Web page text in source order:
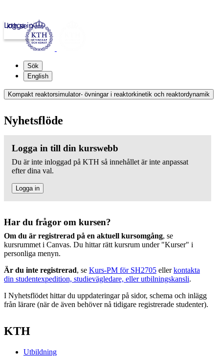
kth.se
Logga in
Sök
English
Kompakt reaktorsimulator- övningar i reaktorkinetik och reaktordynamik
Nyhetsflöde
Logga in till din kurswebb
Du är inte inloggad på KTH så innehållet är inte anpassat
efter dina val.
Logga in
Har du frågor om kursen?
Om du är registrerad på en aktuell kursomgång, se
kursrummet i Canvas. Du hittar rätt kursrum under "Kurser" i
personliga menyn.
Är du inte registrerad, se Kurs-PM för SH2705 ellerkontakta
din studentexpedition, studievägledare, eller utbilningskansli.
I Nyhetsflödet hittar du uppdateringar på sidor, schema och inlägg
från lärare (när de även behöver nå tidigare registrerade studenter).
KTH
Utbildning